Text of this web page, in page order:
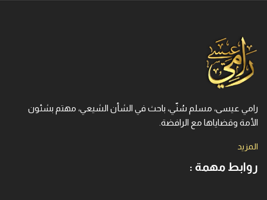
رامي عيسى، مسلم سُنّي، باحث في الشأن الشيعي، مهتم بشئون
الأمة وقضاياها مع الرافضة.
المزيد
روابط مهمة :